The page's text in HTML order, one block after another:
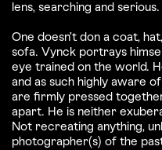
lens, searching and serious.
One doesn’t don a coat,
sofa. Vynck portrays
eye trained on the world.
and as such highly aware
are firmly pressed
apart. He is neither
Not recreating anything,
photographer(s) of the